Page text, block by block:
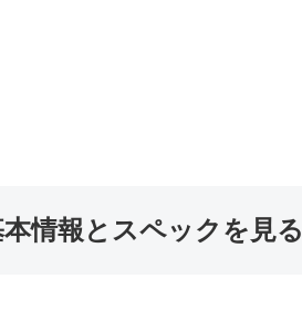
情報とスペックを見る